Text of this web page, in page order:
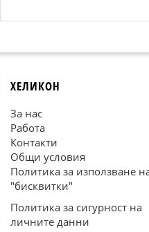
ХЕЛИКОН
За нас
Работа
Контакти
Общи условия
Политика за използване
"бисквитки"
Политика за сигурност на
личните данни